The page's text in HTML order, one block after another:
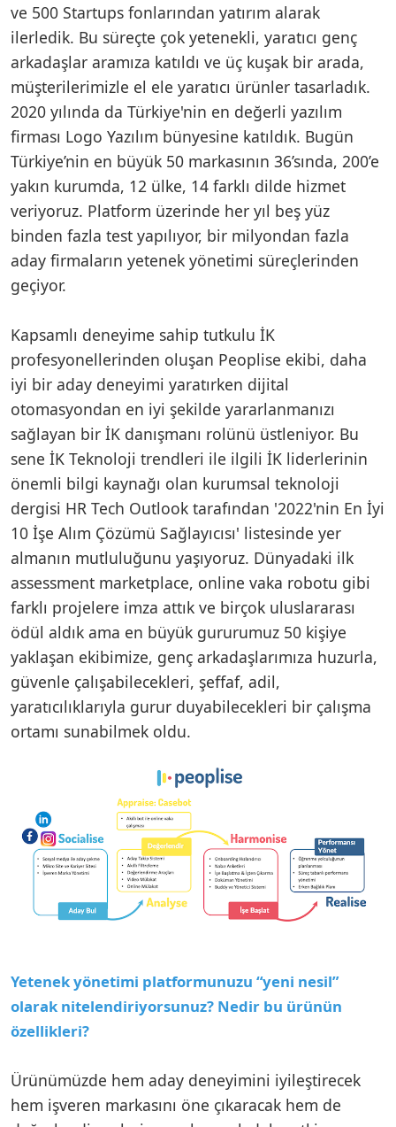
ve 500 Startups fonlarından yatırım alarak
ilerledik. Bu süreçte çok yetenekli, yaratıcı genç
arkadaşlar aramıza katıldı ve üç kuşak bir arada,
müşterilerimizle el ele yaratıcı ürünler tasarladık.
2020 yılında da Türkiye'nin en değerli yazılım
firması Logo Yazılım bünyesine katıldık. Bugün
Türkiye’nin en büyük 50 markasının 36’sında, 200’e
yakın kurumda, 12 ülke, 14 farklı dilde hizmet
veriyoruz. Platform üzerinde her yıl beş yüz
binden fazla test yapılıyor, bir milyondan fazla
aday firmaların yetenek yönetimi süreçlerinden
geçiyor.
Kapsamlı deneyime sahip tutkulu İK
profesyonellerinden oluşan Peoplise ekibi, daha
iyi bir aday deneyimi yaratırken dijital
otomasyondan en iyi şekilde yararlanmanızı
sağlayan bir İK danışmanı rolünü üstleniyor. Bu
sene İK Teknoloji trendleri ile ilgili İK liderlerinin
önemli bilgi kaynağı olan kurumsal teknoloji
dergisi HR Tech Outlook tarafından '2022'nin En İyi
10 İşe Alım Çözümü Sağlayıcısı' listesinde yer
almanın mutluluğunu yaşıyoruz. Dünyadaki ilk
assessment marketplace, online vaka robotu gibi
farklı projelere imza attık ve birçok uluslararası
ödül aldık ama en büyük gururumuz 50 kişiye
yaklaşan ekibimize, genç arkadaşlarımıza huzurla,
güvenle çalışabilecekleri, şeffaf, adil,
yaratıcılıklarıyla gurur duyabilecekleri bir çalışma
ortamı sunabilmek oldu.
Yetenek yönetimi platformunuzu “yeni nesil”
olarak nitelendiriyorsunuz? Nedir bu ürünün
özellikleri?
Ürünümüzde hem aday deneyimini iyileştirecek
hem işveren markasını öne çıkaracak hem de